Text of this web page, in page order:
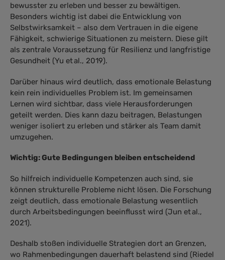
bewusster zu erleben und besser zu bewältigen.
Besonders wichtig ist dabei die Entwicklung von
Selbstwirksamkeit – also dem Vertrauen in die eigene
Fähigkeit, schwierige Situationen zu meistern. Diese gilt
als zentrale Voraussetzung für Resilienz und langfristige
Gesundheit (Yu et al., 2019).
Darüber hinaus wird deutlich, dass emotionale Belastung
kein rein individuelles Problem ist. Im gemeinsamen
Lernen wird sichtbar, dass viele Herausforderungen
geteilt werden. Dies kann dazu beitragen, Belastungen
weniger isoliert zu erleben und stärker als Team damit
umzugehen.
Wichtig: Gute Bedingungen bleiben entscheidend
So hilfreich individuelle Kompetenzen auch sind, sie
können strukturelle Probleme nicht lösen. Die Forschung
zeigt deutlich, dass emotionale Belastung wesentlich
durch Arbeitsbedingungen beeinflusst wird (Jun et al.,
2021).
Deshalb stoßen individuelle Strategien dort an Grenzen,
wo Rahmenbedingungen dauerhaft belastend sind (Riedel